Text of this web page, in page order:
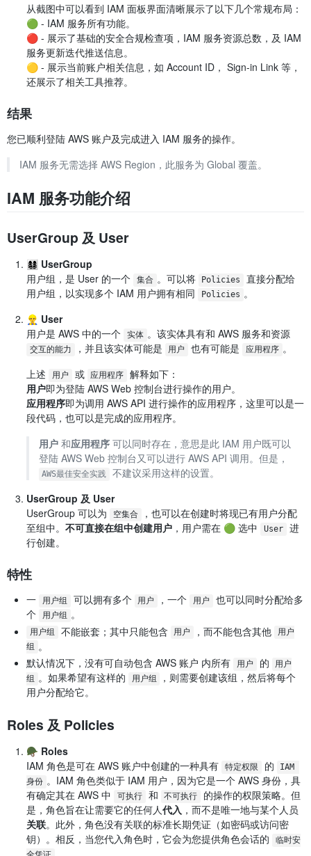
从截图中可以看到 IAM 面板界面清晰展示了以下几个常规布局：
🟢 - IAM 服务所有功能。
🔴 - 展示了基础的安全合规检查项，IAM 服务资源总数，及 IAM
服务更新迭代推送信息。
🟡 - 展示当前账户相关信息，如 Account ID， Sign-in Link 等，
还展示了相关工具推荐。
结果
您已顺利登陆 AWS 账户及完成进入 IAM 服务的操作。
IAM 服务无需选择 AWS Region，此服务为 Global 覆盖。
IAM 服务功能介绍
UserGroup 及 User
👩‍👩‍👧‍👦 UserGroup
用户组，是 User 的一个
集合 。可以将 Policies
直接分配给
用户组，以实现多个 IAM 用户拥有相同
Policies 。
👷‍♂️ User
用户是 AWS 中的一个
实体 。该实体具有和 AWS 服务和资源
交互的能力 ，并且该实体可能是 用户 也有可能是 应用程序 。
上述
用户 或 应用程序
解释如下：
用户即为登陆 AWS Web 控制台进行操作的用户。
应用程序即为调用 AWS API 进行操作的应用程序，这里可以是一
段代码，也可以是完成的应用程序。
用户和应用程序可以同时存在，意思是此 IAM 用户既可以
登陆 AWS Web 控制台又可以进行 AWS API 调用。但是，
AWS最佳安全实践
不建议采用这样的设置。
UserGroup 及 User
UserGroup 可以为
空集合
，也可以在创建时将现已有用户分配
至组中。 不可直接在组中创建用户 ，用户需在 🟢 选中 User
进
行创建。
特性
一 用户组 可以拥有多个 用户 ，一个 用户
也可以同时分配给多
个
用户组 。
用户组 不能嵌套；其中只能包含 用户 ，而不能包含其他
用户
组
。
默认情况下，没有可自动包含 AWS 账户 内所有
用户 的
用户
组 。如果希望有这样的 用户组
，则需要创建该组，然后将每个
用户分配给它。
Roles 及 Policies
🪖 Roles
IAM 角色是可在 AWS 账户中创建的一种具有
特定权限 的
IAM
身份 。IAM 角色类似于 IAM 用户，因为它是一个 AWS 身份，具
有确定其在 AWS 中
可执行 和 不可执行
的操作的权限策略。但
是，角色旨在让需要它的任何人代入 ，而不是唯一地与某个人员
关联。此外，角色没有关联的标准长期凭证（如密码或访问密
钥）。相反，当您代入角色时，它会为您提供角色会话的
临时安